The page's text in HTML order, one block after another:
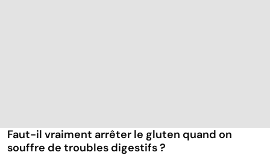
Faut-il vraiment arrêter le gluten quand on
souffre de troubles digestifs ?